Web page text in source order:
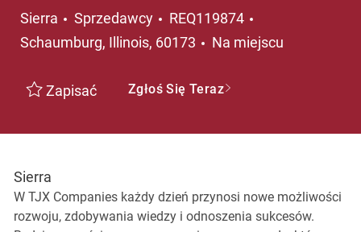
Sierra Kategoria
Sprzedawcy REQ119874
Schaumburg, Illinois, 60173
Na miejscu
Zapisać Zgłoś Się Teraz
Sierra
W TJX Companies każdy dzień przynosi nowe możliwości
rozwoju, zdobywania wiedzy i odnoszenia sukcesów.